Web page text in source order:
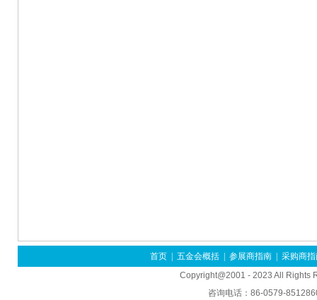
首页 五金会概括 参展商指南
采购商
Copyright@2001 - 2023 All Rights
咨询电话：86-0579-